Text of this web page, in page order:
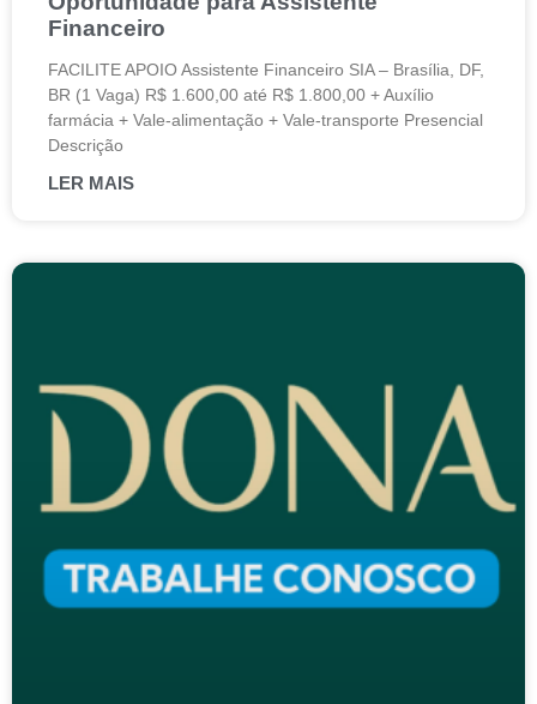
Financeiro
FACILITE APOIO Assistente Financeiro SIA – Brasília, DF,
BR (1 Vaga) R$ 1.600,00 até R$ 1.800,00 + Auxílio
farmácia + Vale-alimentação + Vale-transporte Presencial
Descrição
LER MAIS